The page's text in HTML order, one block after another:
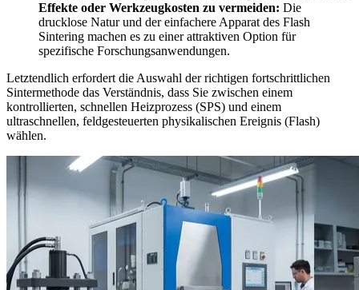
Effekte oder Werkzeugkosten zu vermeiden: Die
drucklose Natur und der einfachere Apparat des Flash
Sintering machen es zu einer attraktiven Option für
spezifische Forschungsanwendungen.
Letztendlich erfordert die Auswahl der richtigen fortschrittlichen
Sintermethode das Verständnis, dass Sie zwischen einem
kontrollierten, schnellen Heizprozess (SPS) und einem
ultraschnellen, feldgesteuerten physikalischen Ereignis (Flash)
wählen.